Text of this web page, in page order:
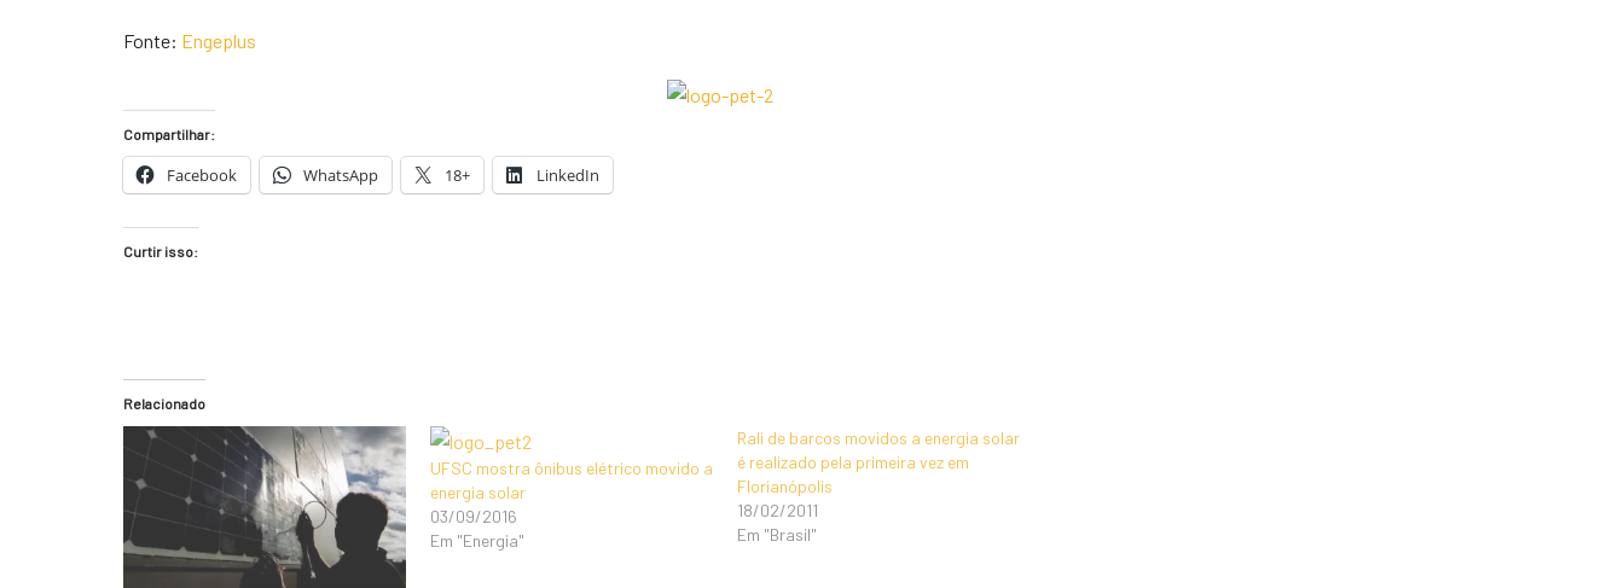
Fonte: Engeplus
Compartilhar:
Facebook WhatsApp 18+ LinkedIn
Curtir isso:
Relacionado
UFSC mostra ônibus elétrico movido a
energia solar
03/09/2016
Em "Energia"
Rali de barcos movidos a energia solar
é realizado pela primeira vez em
Florianópolis
18/02/2011
Em "Brasil"